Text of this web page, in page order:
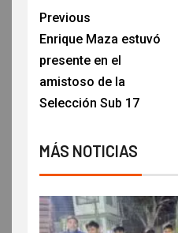
Previous
Enrique Maza estuvó
presente en el
amistoso de la
Selección Sub 17
MÁS NOTICIAS